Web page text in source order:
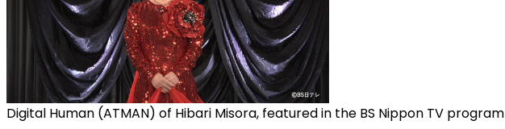
Digital Human (ATMAN) of Hibari Misora, featured in the BS Nippon TV